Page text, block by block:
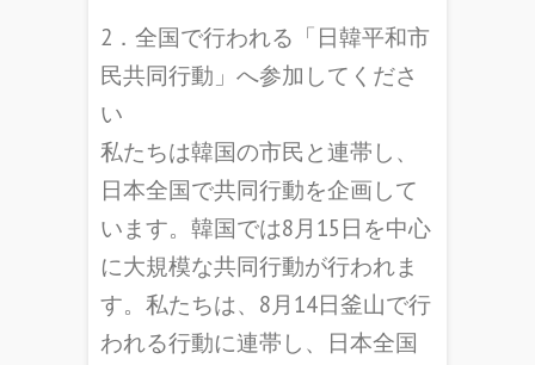
2．全国で行われる「日韓平和市
民共同行動」へ参加してくださ
い
私たちは韓国の市民と連帯し、
日本全国で共同行動を企画して
います。韓国では8月15日を中心
に大規模な共同行動が行われま
す。私たちは、8月14日釜山で行
われる行動に連帯し、日本全国